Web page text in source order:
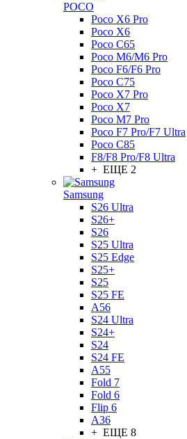
POCO
Poco X6 Pro
Poco X6
Poco C65
Poco M6/M6 Pro
Poco F6/F6 Pro
Poco C75
Poco X7 Pro
Poco X7
Poco M7 Pro
Poco F7 Pro/F7 Ultra
Poco C85
F8/F8 Pro/F8 Ultra
+ ЕЩЕ 2
Samsung
S26 Ultra
S26+
S26
S25 Ultra
S25 Edge
S25+
S25
S25 FE
A56
S24 Ultra
S24+
S24
S24 FE
A55
Fold 7
Fold 6
Flip 6
A36
+ ЕЩЕ 8